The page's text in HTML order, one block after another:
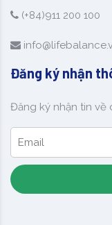
(+84)911 200 100
Đăng ký nhận
Đăng ký nhận tin về